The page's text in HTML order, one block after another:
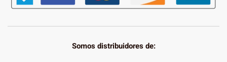
Somos distribuidores de: